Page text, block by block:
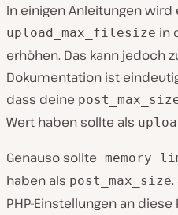
In einigen Anleitungen
upload_max_filesize in
erhöhen. Das kann jedoch
Dokumentation ist
dass deine
Wert haben sollte als
Genauso sollte
haben als post_max_size
PHP-Einstellungen an